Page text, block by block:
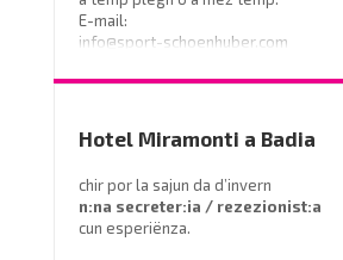
E-mail:
info@sport-schoenhuber.com
- Tel. 0474 555141
Hotel Miramonti a Badia
chir por la sajun da d’invern
n:na secreter:ia / rezezionist:a
cun esperiënza.